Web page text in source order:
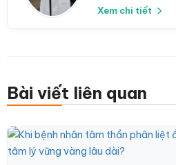
Xem chi tiết
Bài viết liên quan